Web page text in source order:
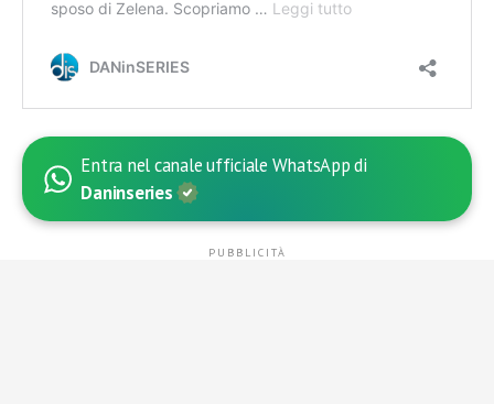
Entra nel canale ufficiale WhatsApp di
Daninseries